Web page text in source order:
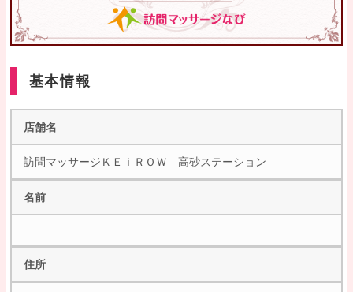
基本情報
店舗名
訪問マッサージＫＥｉＲＯＷ 高砂ステーション
名前
住所